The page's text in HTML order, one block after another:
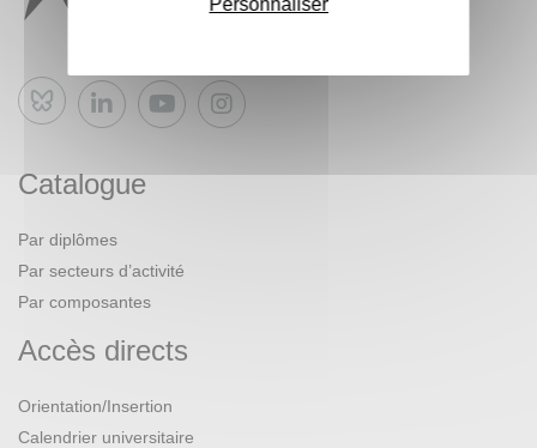
Bluesky
Catalogue
Par diplômes
Par secteurs d’activité
Par composantes
Accès directs
Orientation/Insertion
Calendrier universitaire
Personnaliser